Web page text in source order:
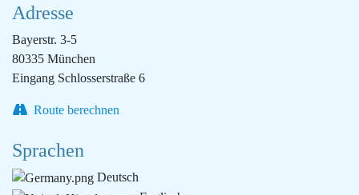
Adresse
Bayerstr. 3-5
80335 München
Eingang Schlosserstraße 6
Route berechnen
Sprachen
Deutsch